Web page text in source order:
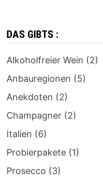
DAS GIBTS :
Alkoholfreier Wein (2)
Anbauregionen (5)
Anekdoten (2)
Champagner(2)
Italien (6)
Probierpakete(1)
Prosecco (3)